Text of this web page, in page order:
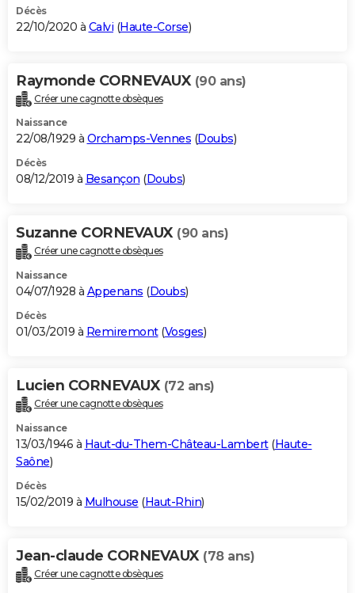
Décès
22/10/2020 à Calvi (Haute-Corse)
Raymonde CORNEVAUX (90 ans)
Créer une cagnotte obsèques
Naissance
22/08/1929 à Orchamps-Vennes (Doubs)
Décès
08/12/2019 à Besançon (Doubs)
Suzanne CORNEVAUX (90 ans)
Créer une cagnotte obsèques
Naissance
04/07/1928 à Appenans (Doubs)
Décès
01/03/2019 à Remiremont(Vosges)
Lucien CORNEVAUX (72 ans)
Créer une cagnotte obsèques
Naissance
13/03/1946 à Haut-du-Them-Château-Lambert(Haute-
Saône)
Décès
15/02/2019 à Mulhouse (Haut-Rhin)
Jean-claude CORNEVAUX (78 ans)
Créer une cagnotte obsèques